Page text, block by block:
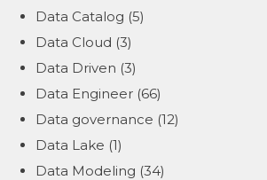
Data Catalog (5)
Data Cloud (3)
Data Driven (3)
Data Engineer (66)
Data governance (12)
Data Lake (1)
Data Modeling (34)